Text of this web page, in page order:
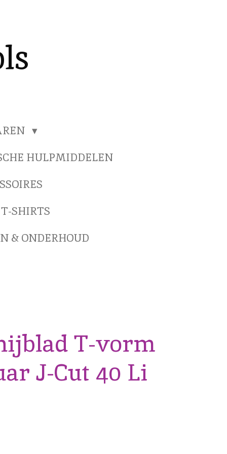
HULPMIDDELEN
SHIRTS
& ONDERHOUD
T-vorm
J-Cut 40 Li